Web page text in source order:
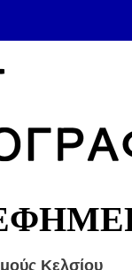
Κελσίου